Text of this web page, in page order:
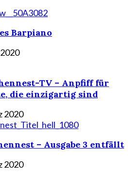
Barpiano
TV – Anpfiff für
die einzigartig sind
2020
– Ausgabe 3 entfällt
2020